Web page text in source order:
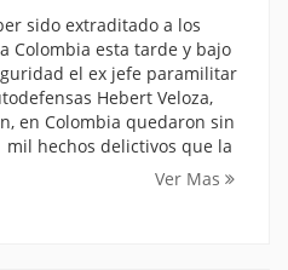
sido extraditado a los
Colombia esta tarde y bajo
el ex jefe paramilitar
Hebert Veloza,
en Colombia quedaron sin
hechos delictivos que la
Ver Mas